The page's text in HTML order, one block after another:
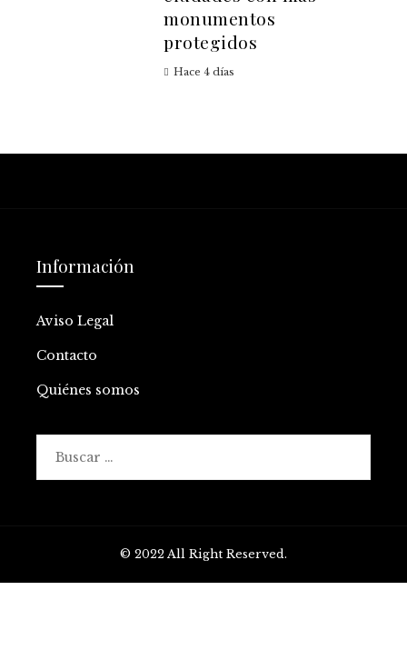
monumentos
protegidos
Hace 4 días
Información
Aviso Legal
Contacto
Quiénes somos
© 2022 All Right Reserved.